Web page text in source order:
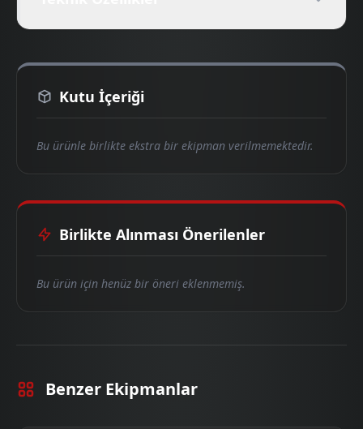
Kutu İçeriği
Bu ürünle birlikte ekstra bir ekipman verilmemektedir.
Birlikte Alınması Önerilenler
Bu ürün için henüz bir öneri eklenmemiş.
Benzer Ekipmanlar